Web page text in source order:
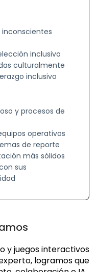
inclusivo
culturalmente
inclusivo
y procesos de
operativos
de reporte
más sólidos
sus
y juegos interactivos
logramos que